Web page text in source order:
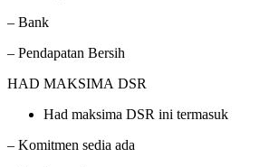
– Bank
– Pendapatan Bersih
HAD MAKSIMA DSR
Had maksima DSR ini termasuk
– Komitmen sedia ada